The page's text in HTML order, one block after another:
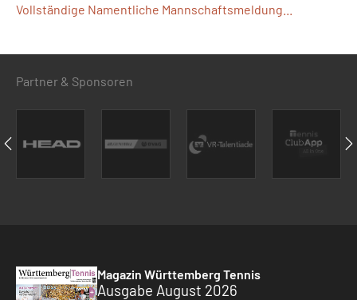
Vollständige Namentliche Mannschaftsmeldung...
Partner & Sponsoren
Magazin Württemberg Tennis
Ausgabe August 2026